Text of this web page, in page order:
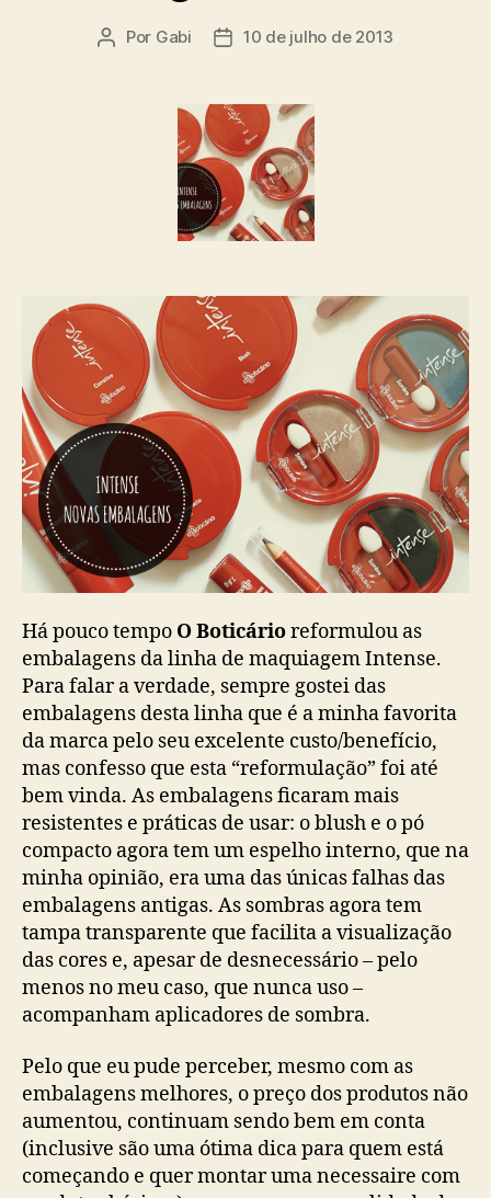
Autor
Por Gabi
Data10 de julho de 2013
Há pouco tempo O Boticárioreformulou as
embalagens da linha de maquiagem Intense.
Para falar a verdade, sempre gostei das
embalagens desta linha que é a minha favorita
da marca pelo seu excelente custo/benefício,
mas confesso que esta “reformulação” foi até
bem vinda. As embalagens ficaram mais
resistentes e práticas de usar: o blush e o pó
compacto agora tem um espelho interno, que na
minha opinião, era uma das únicas falhas das
embalagens antigas. As sombras agora tem
tampa transparente que facilita a visualização
das cores e, apesar de desnecessário – pelo
menos no meu caso, que nunca uso –
acompanham aplicadores de sombra.
Pelo que eu pude perceber, mesmo com as
embalagens melhores, o preço dos produtos não
aumentou, continuam sendo bem em conta
(inclusive são uma ótima dica para quem está
começando e quer montar uma necessaire com